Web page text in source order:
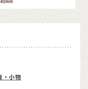
・小物